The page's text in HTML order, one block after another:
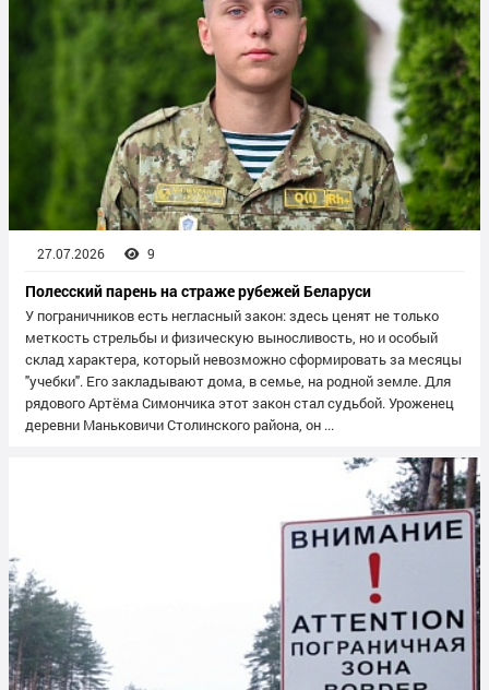
27.07.2026 9
Полесский парень на страже рубежей Беларуси
У пограничников есть негласный закон: здесь ценят не только
меткость стрельбы и физическую выносливость, но и особый
склад характера, который невозможно сформировать за месяцы
"учебки". Его закладывают дома, в семье, на родной земле. Для
рядового Артёма Симончика этот закон стал судьбой. Уроженец
деревни Маньковичи Столинского района, он ...